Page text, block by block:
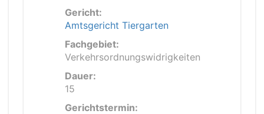
Gericht:
Amtsgericht Tiergarten
Fachgebiet:
Verkehrsordnungswidrigkeiten
Dauer:
15
Gerichtstermin: